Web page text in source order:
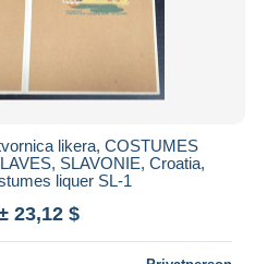
likera, COSTUMES
SLAVONIE, Croatia,
liquer SL-1
23,12 $